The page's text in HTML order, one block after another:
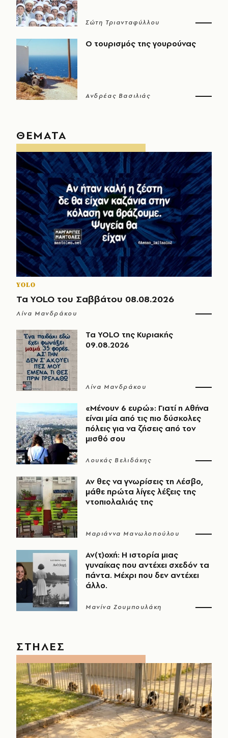
Σώτη Τριανταφύλλου
Ο τουρισμός της γουρούνας
Ανδρέας Βασιλιάς
ΘΕΜΑΤΑ
YOLO
Τα YOLO του Σαββάτου 08.08.2026
Λίνα Μανδράκου
Τα YOLO της Κυριακής
09.08.2026
Λίνα Μανδράκου
«Μένουν 6 ευρώ»: Γιατί η Αθήνα
είναι μία από τις πιο δύσκολες
πόλεις για να ζήσεις από τον
μισθό σου
Λουκάς Βελιδάκης
Αν θες να γνωρίσεις τη Λέσβο,
μάθε πρώτα λίγες λέξεις της
ντοπιολαλιάς της
Μαριάννα Μανωλοπούλου
Αν(τ)οχή: Η ιστορία μιας
γυναίκας που αντέχει σχεδόν τα
πάντα. Μέχρι που δεν αντέχει
άλλο.
Μανίνα Ζουμπουλάκη
ΣΤΗΛΕΣ